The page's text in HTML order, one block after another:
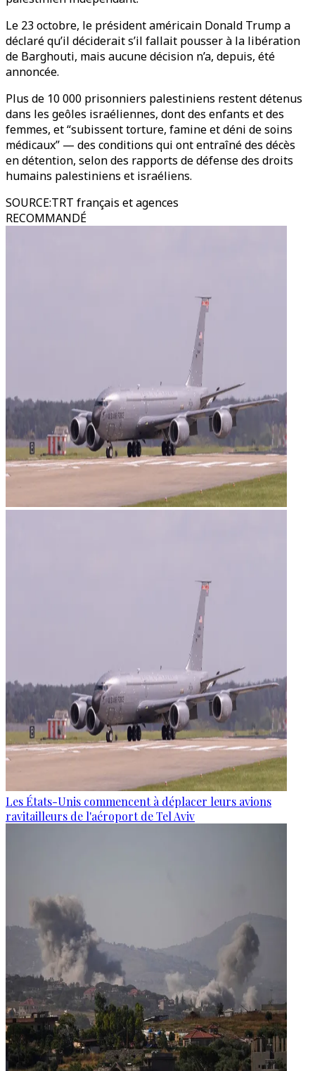
Le 23 octobre, le président américain Donald Trump a
déclaré qu’il déciderait s’il fallait pousser à la libération
de Barghouti, mais aucune décision n’a, depuis, été
annoncée.
Plus de 10 000 prisonniers palestiniens restent détenus
dans les geôles israéliennes, dont des enfants et des
femmes, et “subissent torture, famine et déni de soins
médicaux” — des conditions qui ont entraîné des décès
en détention, selon des rapports de défense des droits
humains palestiniens et israéliens.
SOURCE:TRT français et agences
RECOMMANDÉ
Les États-Unis commencent à déplacer leurs avions
ravitailleurs de l'aéroport de Tel Aviv